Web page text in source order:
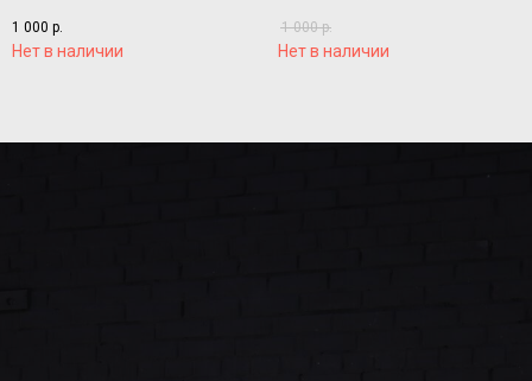
1 000 р.
Нет в наличии
1 000 р.
Нет в наличии